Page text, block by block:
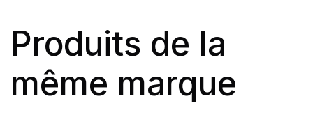
Produits de la
même marque